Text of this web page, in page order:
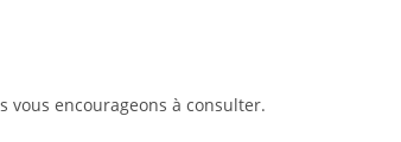
vous encourageons à consulter.